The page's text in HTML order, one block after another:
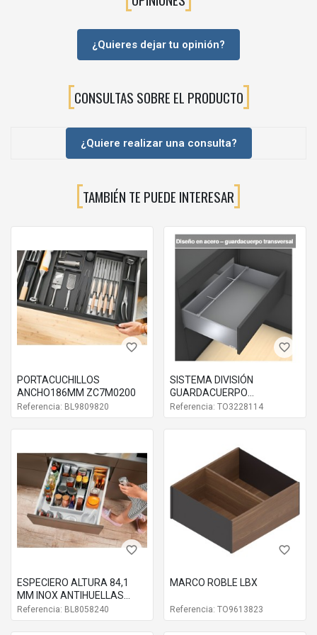
ZC7C0000 409x187
¿Quieres dejar tu opinión?
CONSULTAS SOBRE EL PRODUCTO
¿Quiere realizar una consulta?
TAMBIÉN TE PUEDE INTERESAR
favorite_border
PORTACUCHILLOS
ANCHO186MM ZC7M0200
Referencia: BL9809820
favorite_border
SISTEMA DIVISIÓN
GUARDACUERPO
TRANSVERSAL
Referencia: TO3228114
favorite_border
ESPECIERO ALTURA 84,1
MM INOX ANTIHUELLAS
ZC7G0P0I
Referencia: BL8058240
favorite_border
MARCO ROBLE LBX
Referencia: TO9613823